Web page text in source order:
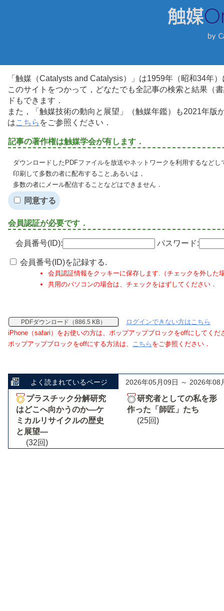
「触媒（Catalysts and Catalysis）」は1959年（昭和34年
このサイトをつかって，どなたでも全記事の検索と結果（
ドもできます．
また，「触媒技術の動向と展望」（触媒年鑑）も2021年
はこちら をご参照ください．
記事の著作権は触媒学会が有します．
ダウンロードしたPDFファイルを放送やネットワークを利用するなど
印刷して多数の者に配布すること,あるいは，
多数の者にメール配信することなどはできません．
同意する
会員認証が必要です．
会員番号(ID): パスワード:
会員番号(ID)を記録する.
会員認証情報をクッキーに保存します.（チェックを外した
共用のパソコンの場合は、チェックをはずしてください．
PDFダウンロード（886.5 KB）
ログインできない方はこちら
iPhone（safari）をお使いの方は、ポップアップブロックをoffにしてくだ
ポップアップブロックをoffにする方法は、 こちら をご参照ください．
よく読まれているページ 2026年05月09日 ～ 2026年08
プラスチック分解研究
はどこへ向かうのか―ケ
ミカルリサイクルの歴史
と展望―
(32回)
研究者としての私を形
作った「師匠」たち
(25回)